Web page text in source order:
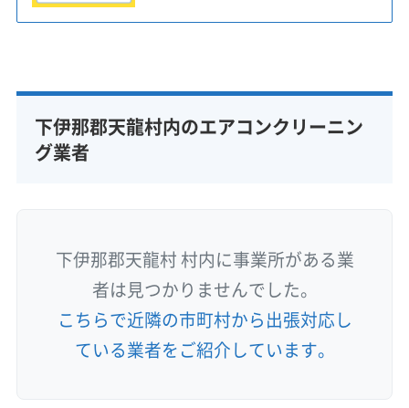
下伊那郡天龍村内のエアコンクリーニン
グ業者
下伊那郡天龍村 村内に事業所がある業
者は見つかりませんでした。
こちらで近隣の市町村から出張対応し
ている業者をご紹介しています。